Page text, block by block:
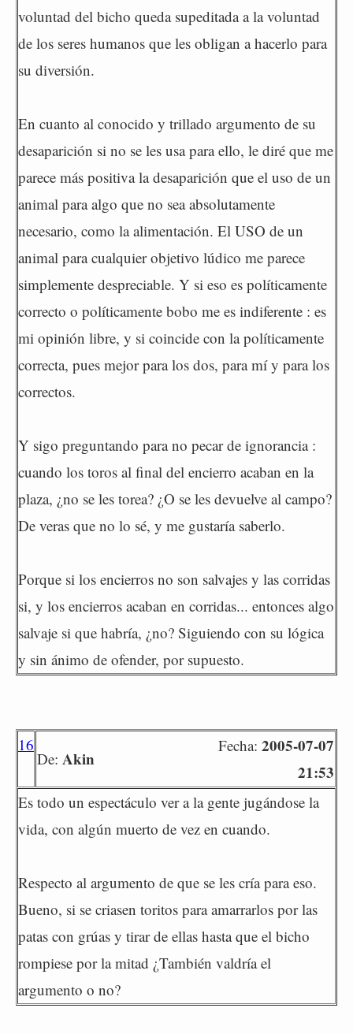
voluntad del bicho queda supeditada a la voluntad
de los seres humanos que les obligan a hacerlo para
su diversión.
En cuanto al conocido y trillado argumento de su
desaparición si no se les usa para ello, le diré que me
parece más positiva la desaparición que el uso de un
animal para algo que no sea absolutamente
necesario, como la alimentación. El USO de un
animal para cualquier objetivo lúdico me parece
simplemente despreciable. Y si eso es políticamente
correcto o políticamente bobo me es indiferente : es
mi opinión libre, y si coincide con la políticamente
correcta, pues mejor para los dos, para mí y para los
correctos.
Y sigo preguntando para no pecar de ignorancia :
cuando los toros al final del encierro acaban en la
plaza, ¿no se les torea? ¿O se les devuelve al campo?
De veras que no lo sé, y me gustaría saberlo.
Porque si los encierros no son salvajes y las corridas
si, y los encierros acaban en corridas... entonces algo
salvaje si que habría, ¿no? Siguiendo con su lógica
y sin ánimo de ofender, por supuesto.
16
De: Akin
Fecha: 2005-07-07
21:53
Es todo un espectáculo ver a la gente jugándose la
vida, con algún muerto de vez en cuando.
Respecto al argumento de que se les cría para eso.
Bueno, si se criasen toritos para amarrarlos por las
patas con grúas y tirar de ellas hasta que el bicho
rompiese por la mitad ¿También valdría el
argumento o no?